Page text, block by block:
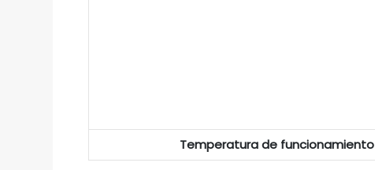
Temperatura de funcionamiento